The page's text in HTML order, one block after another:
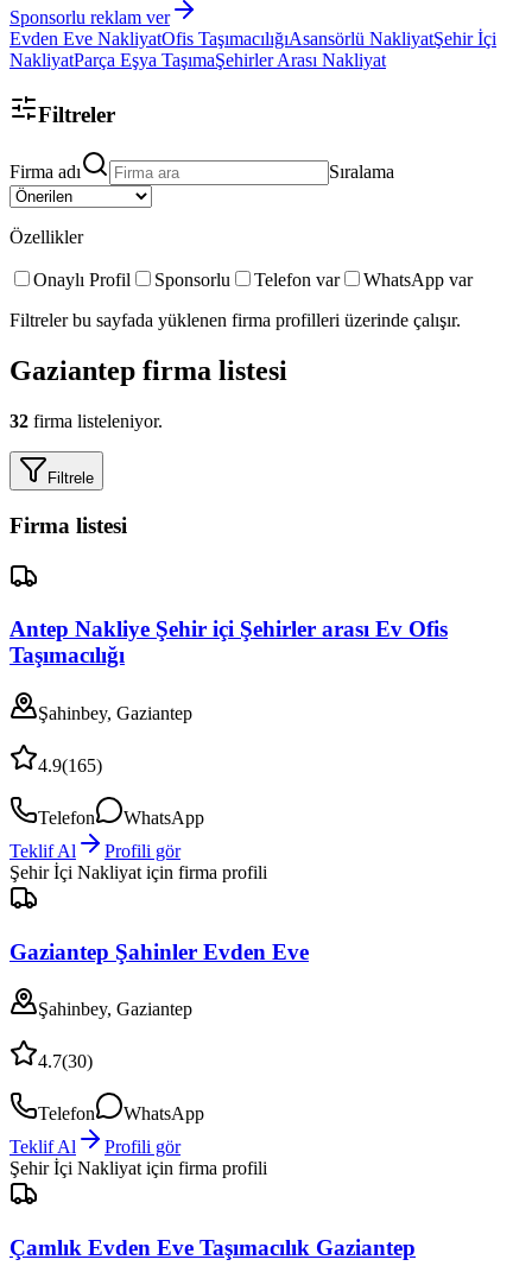
Sponsorlu reklam ver
Evden Eve NakliyatOfis TaşımacılığıAsansörlü NakliyatŞehir İçi
NakliyatParça Eşya TaşımaŞehirler Arası Nakliyat
Filtreler
Firma adı Sıralama
Özellikler
Onaylı Profil Sponsorlu Telefon var
WhatsApp var
Filtreler bu sayfada yüklenen firma profilleri üzerinde çalışır.
Gaziantep firma listesi
32 firma listeleniyor.
Filtrele
Firma listesi
Antep Nakliye Şehir içi Şehirler arası Ev Ofis
Taşımacılığı
Şahinbey, Gaziantep
4.9(165)
Telefon
WhatsApp
Teklif Al
Profili gör
Şehir İçi Nakliyat için firma profili
Gaziantep Şahinler Evden Eve
Şahinbey, Gaziantep
4.7(30)
Telefon
WhatsApp
Teklif Al
Profili gör
Şehir İçi Nakliyat için firma profili
Çamlık Evden Eve Taşımacılık Gaziantep